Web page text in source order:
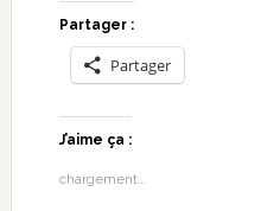
Partager :
Partager
J’aime ça :
chargement…